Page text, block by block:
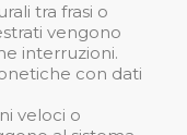
tra frasi o
vengono
interruzioni.
con dati
veloci o